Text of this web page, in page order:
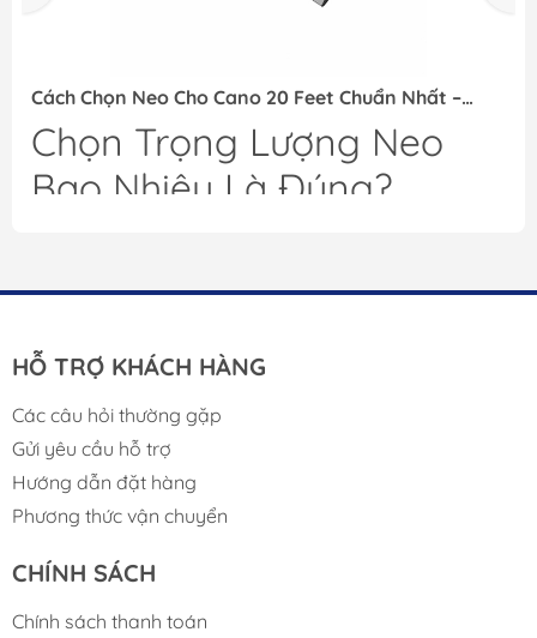
Cách Chọn Neo Cho Cano 20 Feet Chuẩn Nhất –
Chọn Trọng Lượng Neo
Bao Nhiêu Là Đúng?
Sóng lớn, câu cá biển
8–10kg
HỖ TRỢ KHÁCH HÀNG
Các câu hỏi thường gặp
Gửi yêu cầu hỗ trợ
Hướng dẫn đặt hàng
Phương thức vận chuyển
CHÍNH SÁCH
Chính sách thanh toán